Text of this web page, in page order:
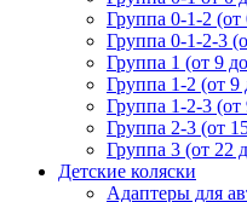
Группа 0-1-2 (от
Группа 0-1-2-3
Группа 1 (от 9
Группа 1-2 (от 9
Группа 1-2-3 (от
Группа 2-3 (от
Группа 3 (от 22
Детские коляски
Адаптеры для